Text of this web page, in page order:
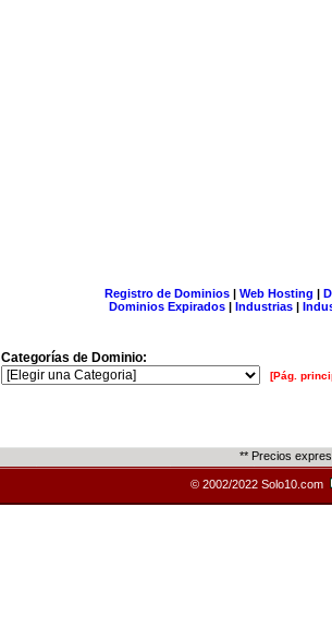
Registro de Dominios| Web Hosting |
Dominios Expirados | Industrias |
Categorías de Dominio:
[Pág.
** Precios
© 2002/2022 Solo10.com